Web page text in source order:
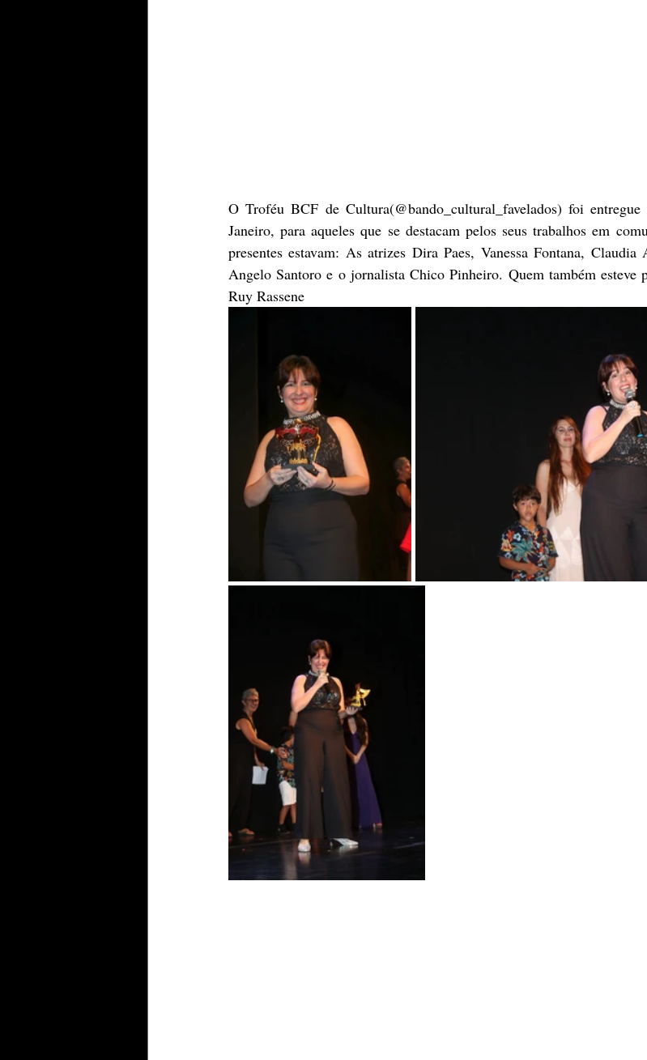
O Troféu BCF de Cultura(@bando_cultural_favelados) foi
Janeiro, para aqueles que se destacam pelos seus trabalhos em
presentes estavam: As atrizes Dira Paes, Vanessa Fontana,
Angelo Santoro e o jornalista Chico Pinheiro. Quem também esteve
Ruy Rassene